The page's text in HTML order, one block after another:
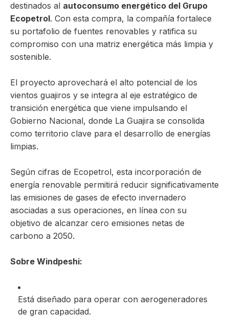
destinados al autoconsumo energético del Grupo
Ecopetrol. Con esta compra, la compañía fortalece
su portafolio de fuentes renovables y ratifica su
compromiso con una matriz energética más limpia y
sostenible.
El proyecto aprovechará el alto potencial de los
vientos guajiros y se integra al eje estratégico de
transición energética que viene impulsando el
Gobierno Nacional, donde La Guajira se consolida
como territorio clave para el desarrollo de energías
limpias.
Según cifras de Ecopetrol, esta incorporación de
energía renovable permitirá reducir significativamente
las emisiones de gases de efecto invernadero
asociadas a sus operaciones, en línea con su
objetivo de alcanzar cero emisiones netas de
carbono a 2050.
Sobre Windpeshi:
Está diseñado para operar con aerogeneradores
de gran capacidad.